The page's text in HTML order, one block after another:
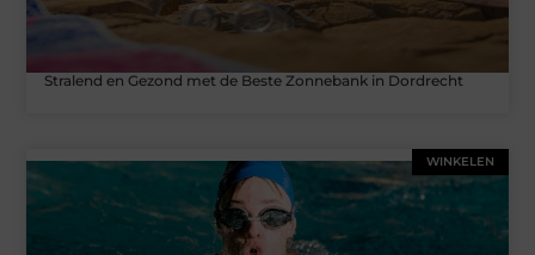
Stralend en Gezond met de Beste Zonnebank in Dordrecht
WINKELEN